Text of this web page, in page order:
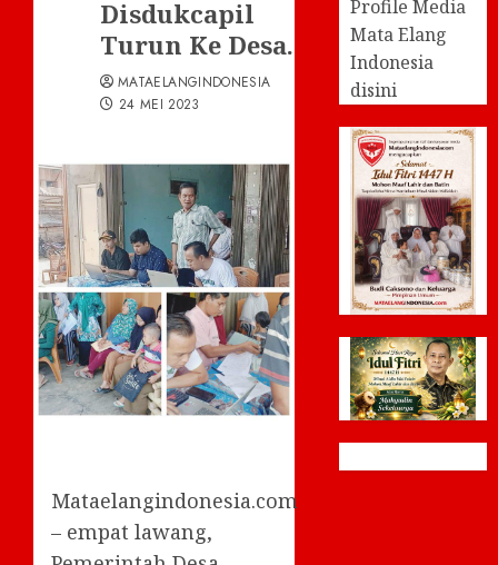
Disdukcapil
Turun Ke Desa.
MATAELANGINDONESIA
24 MEI 2023
Mataelangindonesia.com
– empat lawang,
Profile Media
Mata Elang
Indonesia
disini